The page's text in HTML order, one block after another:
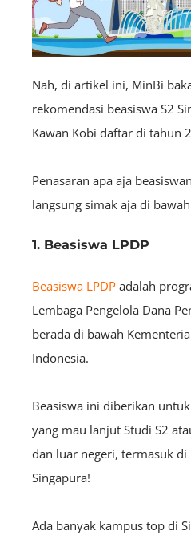
Nah, di artikel ini, MinBi
rekomendasi beasiswa S2
Kawan Kobi daftar di tahun
Penasaran apa aja
langsung simak aja di bawah
1. Beasiswa LPDP
Beasiswa LPDP adalah
Lembaga Pengelola Dana
berada di bawah
Indonesia.
Beasiswa ini diberikan
yang mau lanjut Studi S2
dan luar negeri, termasuk di
Singapura!
Ada banyak kampus top di